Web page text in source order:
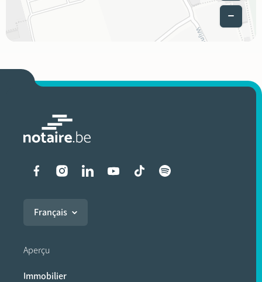
Liens vers les réseaux
Français
Aperçu
Immobilier